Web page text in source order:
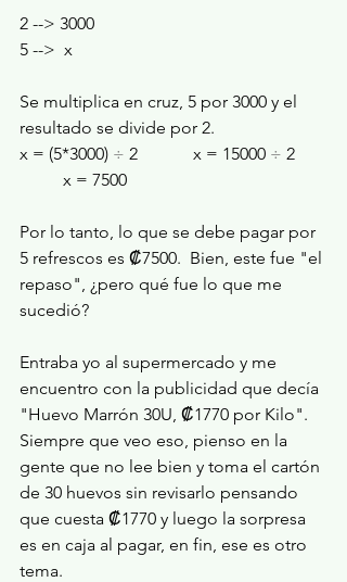
2 --> 3000
5 -->  x
Se multiplica en cruz, 5 por 3000 y el
resultado se divide por 2.
x = (5*3000) ÷ 2		x = 15000 ÷ 2
	x = 7500
Por lo tanto, lo que se debe pagar por
5 refrescos es ₡7500.  Bien, este fue "el
repaso", ¿pero qué fue lo que me
sucedió?
Entraba yo al supermercado y me
encuentro con la publicidad que decía
"Huevo Marrón 30U, ₡1770 por Kilo".
Siempre que veo eso, pienso en la
gente que no lee bien y toma el cartón
de 30 huevos sin revisarlo pensando
que cuesta ₡1770 y luego la sorpresa
es en caja al pagar, en fin, ese es otro
tema.